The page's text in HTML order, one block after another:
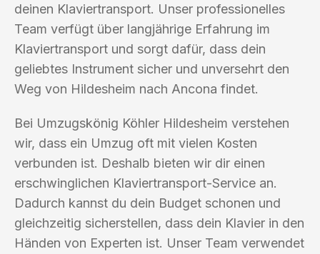
deinen Klaviertransport. Unser professionelles
Team verfügt über langjährige Erfahrung im
Klaviertransport und sorgt dafür, dass dein
geliebtes Instrument sicher und unversehrt den
Weg von Hildesheim nach Ancona findet.
Bei Umzugskönig Köhler Hildesheim verstehen
wir, dass ein Umzug oft mit vielen Kosten
verbunden ist. Deshalb bieten wir dir einen
erschwinglichen Klaviertransport-Service an.
Dadurch kannst du dein Budget schonen und
gleichzeitig sicherstellen, dass dein Klavier in den
Händen von Experten ist. Unser Team verwendet